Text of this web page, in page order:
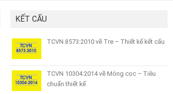
KẾT CẤU
TCVN 8573:2010 về Tre – Thiết kế kết cấu
TCVN 10304:2014 về Móng cọc – Tiêu
chuẩn thiết kế